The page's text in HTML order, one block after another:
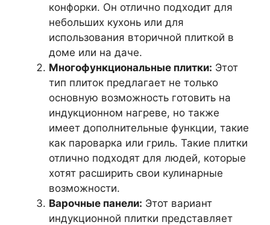
конфорки. Он отлично подходит для
небольших кухонь или для
использования вторичной плиткой в
доме или на даче.
Многофункциональные плитки: Этот
тип плиток предлагает не только
основную возможность готовить на
индукционном нагреве, но также
имеет дополнительные функции, такие
как пароварка или гриль. Такие плитки
отлично подходят для людей, которые
хотят расширить свои кулинарные
возможности.
Варочные панели: Этот вариант
индукционной плитки представляет